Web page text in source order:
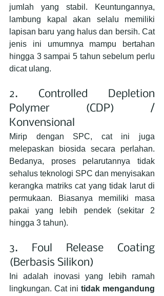
jumlah yang stabil. Keuntungannya,
lambung kapal akan selalu memiliki
lapisan baru yang halus dan bersih. Cat
jenis ini umumnya mampu bertahan
hingga 3 sampai 5 tahun sebelum perlu
dicat ulang.
2. Controlled Depletion
Polymer (CDP) /
Konvensional
Mirip dengan SPC, cat ini juga
melepaskan biosida secara perlahan.
Bedanya, proses pelarutannya tidak
sehalus teknologi SPC dan menyisakan
kerangka matriks cat yang tidak larut di
permukaan. Biasanya memiliki masa
pakai yang lebih pendek (sekitar 2
hingga 3 tahun).
3. Foul Release Coating
(Berbasis Silikon)
Ini adalah inovasi yang lebih ramah
lingkungan. Cat ini tidak mengandung